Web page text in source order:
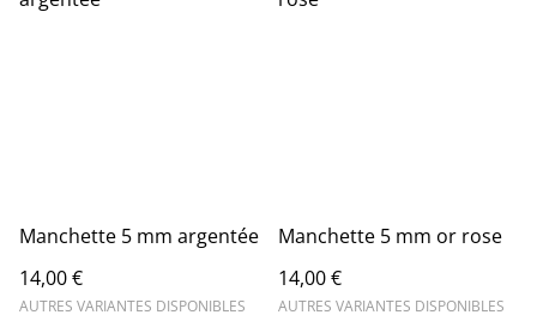
Manchette 5 mm argentée
14,00 €
AUTRES VARIANTES DISPONIBLES
Manchette 5 mm or rose
14,00 €
AUTRES VARIANTES DISPONIBLES